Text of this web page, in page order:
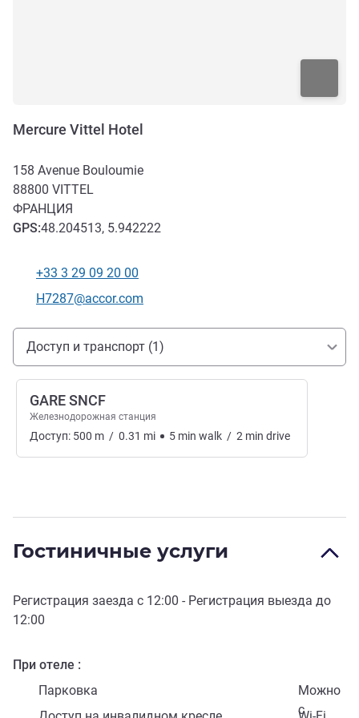
Mercure Vittel Hotel
158 Avenue Bouloumie
88800 VITTEL
ФРАНЦИЯ
GPS:48.204513, 5.942222
Телефон
+33 3 29 09 20 00
Контактный адрес электронной почты
H7287@accor.com
Доступ и транспорт
Доступ и транспорт (1)
GARE SNCF
Железнодорожная станция
Доступ: 500 m / 0.31 mi 5 min walk / 2 min drive
Гостиничные услуги
Регистрация заезда с 12:00 - Регистрация выезда до
12:00
При отеле
Парковка
Можно
с